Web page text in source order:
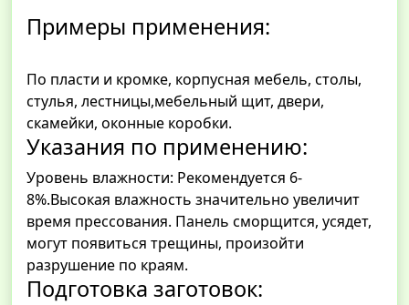
Примеры применения:
По пласти и кромке, корпусная мебель, столы,
стулья, лестницы,мебельный щит, двери,
скамейки, оконные коробки.
Указания по применению:
Уровень влажности: Рекомендуется 6-
8%.Высокая влажность значительно увеличит
время прессования. Панель сморщится, усядет,
могут появиться трещины, произойти
разрушение по краям.
Подготовка заготовок: